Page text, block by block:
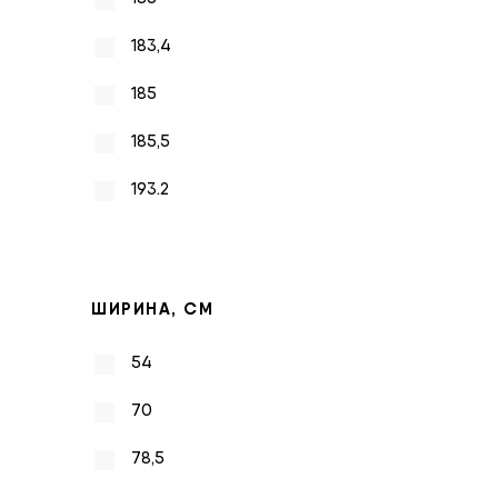
183,4
185
185,5
193.2
ШИРИНА, СМ
54
70
78,5